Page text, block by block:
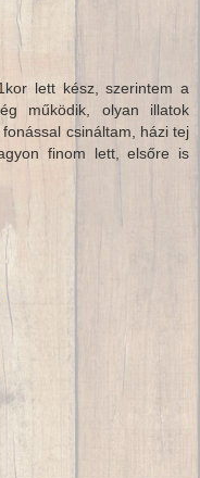
lett kész, szerintem a
működik, olyan illatok
csináltam, házi tej
finom lett, elsőre is